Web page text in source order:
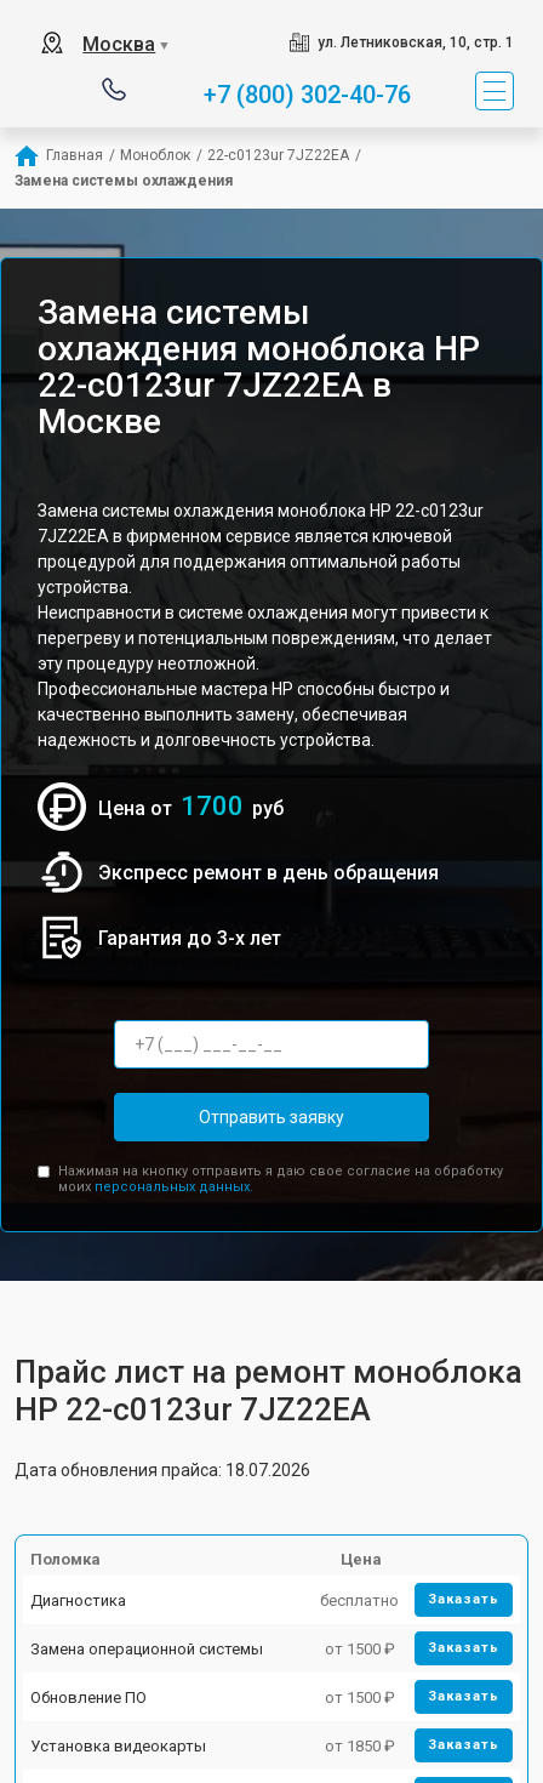
Москва ▼ ул. Летниковская, 10, стр. 1
+7 (800) 302-40-76
Главная / Моноблок / 22-c0123ur 7JZ22EA /
Замена системы охлаждения
Замена системы
охлаждения моноблока HP
22-c0123ur 7JZ22EA в
Москве
Замена системы охлаждения моноблока HP 22-c0123ur
7JZ22EA в фирменном сервисе является ключевой
процедурой для поддержания оптимальной работы
устройства.
Неисправности в системе охлаждения могут привести к
перегреву и потенциальным повреждениям, что делает
эту процедуру неотложной.
Профессиональные мастера HP способны быстро и
качественно выполнить замену, обеспечивая
надежность и долговечность устройства.
Цена от 1700 руб
Экспресс ремонт в день обращения
Гарантия до 3-х лет
Отправить заявку
Нажимая на кнопку отправить я даю свое согласие на обработку
моих персональных данных.
Прайс лист на ремонт моноблока
HP 22-c0123ur 7JZ22EA
Дата обновления прайса: 18.07.2026
Поломка Цена
Диагностика бесплатно Заказать
Замена операционной системы от 1500 ₽ Заказать
Обновление ПО от 1500 ₽ Заказать
Установка видеокарты от 1850 ₽ Заказать